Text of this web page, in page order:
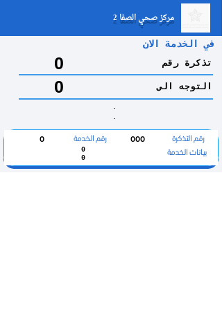
مركز صحي الصفا 2
في الخدمة الان
0 تذكرة رقم
0 التوجه الى
.
.
0 رقم الخدمة 000 رقم التذكرة
0
0
بيانات الخدمة